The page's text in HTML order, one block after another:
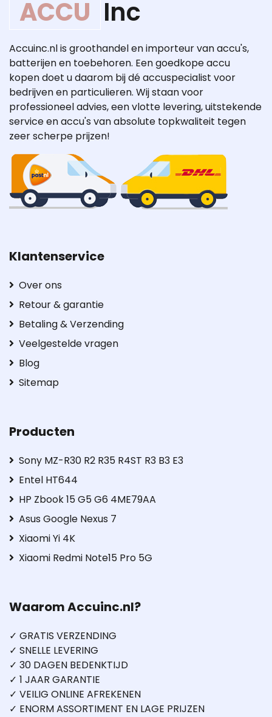
ACCU Inc
Accuinc.nl is groothandel en importeur van accu's,
batterijen en toebehoren. Een goedkope accu
kopen doet u daarom bij dé accuspecialist voor
bedrijven en particulieren. Wij staan voor
professioneel advies, een vlotte levering, uitstekende
service en accu's van absolute topkwaliteit tegen
zeer scherpe prijzen!
Klantenservice
Over ons
Retour & garantie
Betaling & Verzending
Veelgestelde vragen
Blog
Sitemap
Producten
Sony MZ-R30 R2 R35 R4ST R3 B3 E3
Entel HT644
HP Zbook 15 G5 G6 4ME79AA
Asus Google Nexus 7
Xiaomi Yi 4K
Xiaomi Redmi Note15 Pro 5G
Waarom Accuinc.nl?
✓ GRATIS VERZENDING
✓ SNELLE LEVERING
✓ 30 DAGEN BEDENKTIJD
✓ 1 JAAR GARANTIE
✓ VEILIG ONLINE AFREKENEN
✓ ENORM ASSORTIMENT EN LAGE PRIJZEN